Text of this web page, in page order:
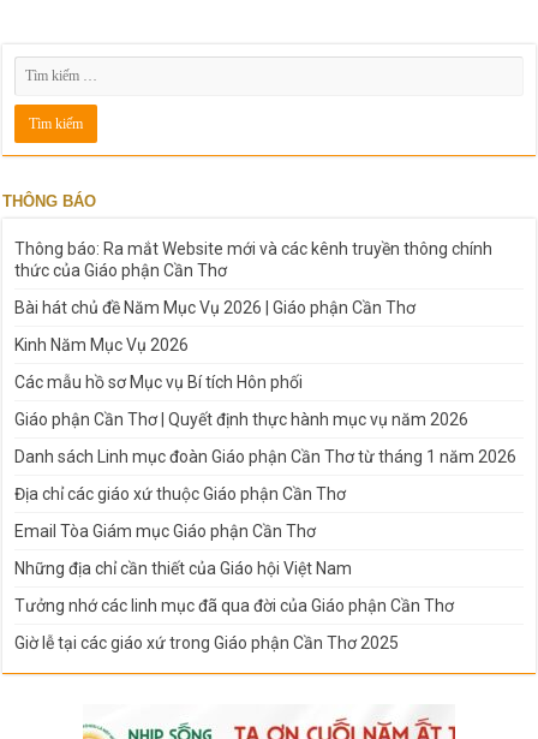
THÔNG BÁO
Thông báo: Ra mắt Website mới và các kênh truyền thông chính
thức của Giáo phận Cần Thơ
Bài hát chủ đề Năm Mục Vụ 2026 | Giáo phận Cần Thơ
Kinh Năm Mục Vụ 2026
Các mẫu hồ sơ Mục vụ Bí tích Hôn phối
Giáo phận Cần Thơ | Quyết định thực hành mục vụ năm 2026
Danh sách Linh mục đoàn Giáo phận Cần Thơ từ tháng 1 năm 2026
Địa chỉ các giáo xứ thuộc Giáo phận Cần Thơ
Email Tòa Giám mục Giáo phận Cần Thơ
Những địa chỉ cần thiết của Giáo hội Việt Nam
Tưởng nhớ các linh mục đã qua đời của Giáo phận Cần Thơ
Giờ lễ tại các giáo xứ trong Giáo phận Cần Thơ 2025